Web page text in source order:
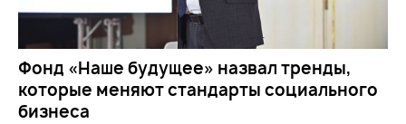
Фонд «Наше будущее» назвал тренды,
которые меняют стандарты социального
бизнеса